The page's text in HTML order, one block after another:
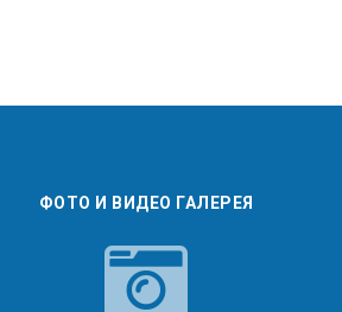
ФОТО И ВИДЕО ГАЛЕРЕЯ